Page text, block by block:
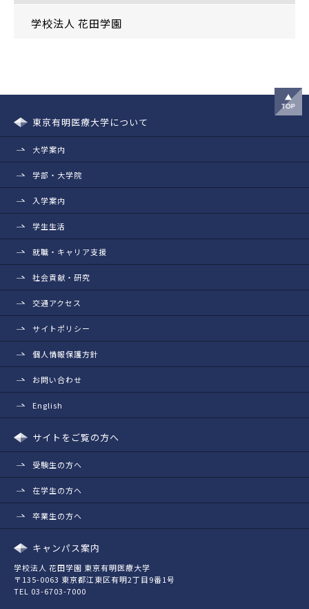
学校法人 花田学園
東京有明医療大学について
大学案内
学部・大学院
入学案内
学生生活
就職・キャリア支援
社会貢献・研究
交通アクセス
サイトポリシー
個人情報保護方針
お問い合わせ
English
サイトをご覧の方へ
受験生の方へ
在学生の方へ
卒業生の方へ
キャンパス案内
学校法人 花田学園 東京有明医療大学
〒135-0063 東京都江東区有明2丁目9番1号
TEL 03-6703-7000